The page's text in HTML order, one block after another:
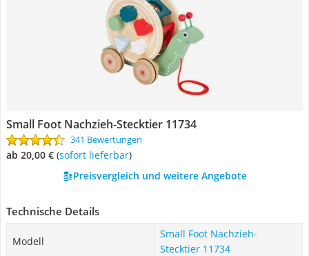
Small Foot Nachzieh-Stecktier 11734
341 Bewertungen
ab 20,00 € ( Sofort lieferbar)
Preisvergleich und weitere Angebote
Technische Details
Modell
Small Foot Nachzieh-
Stecktier 11734